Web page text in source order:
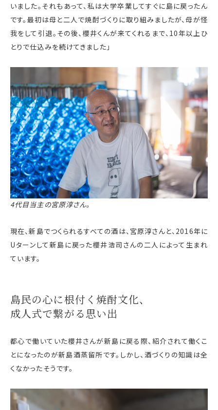
いました。それもあって、私は大学卒業してすぐに島に戻ったん
です。最初は母と二人で焼酎づくりに取り組みましたが、母が怪
我をして引退。その後、櫻井くんが来てくれるまで、 10年以上ひ
とりで仕込みを続けてきました」
4代目当主の宮原淳さん。
現在、新島でつくられるすべての酒は、宮原淳さんと、 2016年に
Uターンして新島に戻った櫻井浩司さんの二人によって生まれ
ています。
島民の心に根付く焼酎文化、
成人式で繋がる思い出
都心で働いていた櫻井さんが新島に戻る際、紹介されて働くこ
とになったのが新島酒蒸留所です。しかし、酒づくりの知識は全
くなかったそうです。